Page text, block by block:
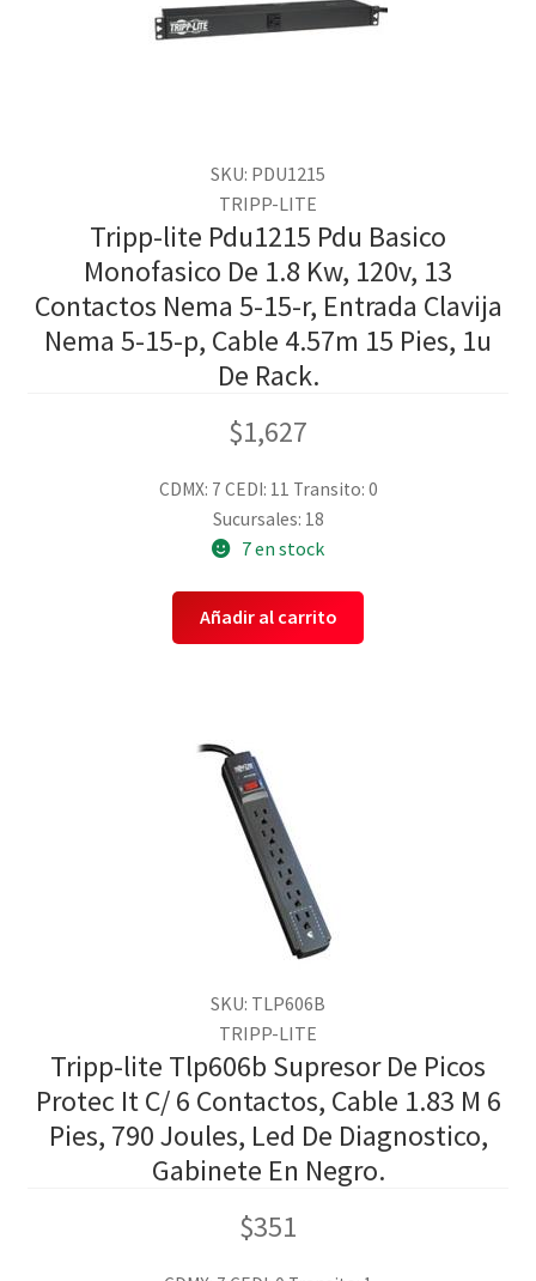
SKU: PDU1215
TRIPP-LITE
Tripp-lite Pdu1215 Pdu Basico
Monofasico De 1.8 Kw, 120v, 13
Contactos Nema 5-15-r, Entrada Clavija
Nema 5-15-p, Cable 4.57m 15 Pies, 1u
De Rack.
$1,627
CDMX: 7 CEDI: 11 Transito: 0
Sucursales: 18
7 en stock
Añadir al carrito
SKU: TLP606B
TRIPP-LITE
Tripp-lite Tlp606b Supresor De Picos
Protec It C/ 6 Contactos, Cable 1.83 M 6
Pies, 790 Joules, Led De Diagnostico,
Gabinete En Negro.
$351